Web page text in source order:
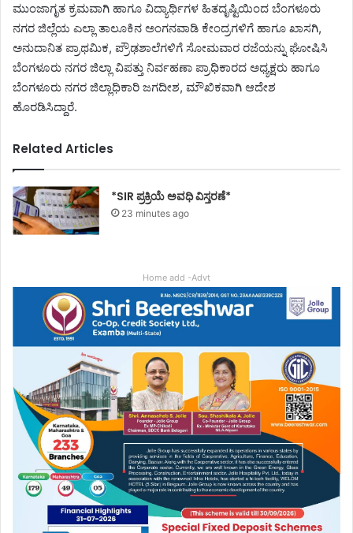
ಮುಂಜಾಗೃತ ಕ್ರಮವಾಗಿ ಹಾಗೂ ವಿದ್ಯಾರ್ಥಿಗಳ ಹಿತದೃಷ್ಟಿಯಿಂದ ಬೆಂಗಳೂರು
ನಗರ ಜಿಲ್ಲೆಯ ಎಲ್ಲಾ ತಾಲೂಕಿನ ಅಂಗನವಾಡಿ ಕೇಂದ್ರಗಳಿಗೆ ಹಾಗೂ ಖಾಸಗಿ,
ಅನುದಾನಿತ ಪ್ರಾಥಮಿಕ, ಪ್ರೌಢಶಾಲೆಗಳಿಗೆ ಸೋಮವಾರ ರಜೆಯನ್ನು ಘೋಷಿಸಿ
ಬೆಂಗಳೂರು ನಗರ ಜಿಲ್ಲಾ ವಿಪತ್ತು ನಿರ್ವಹಣಾ ಪ್ರಾಧಿಕಾರದ ಅಧ್ಯಕ್ಷರು ಹಾಗೂ
ಬೆಂಗಳೂರು ನಗರ ಜಿಲ್ಲಾಧಿಕಾರಿ ಜಗದೀಶ, ಮೌಖಿಕವಾಗಿ ಆದೇಶ
ಹೊರಡಿಸಿದ್ದಾರೆ.
Related Articles
*SIR ಪ್ರಕ್ರಿಯೆ ಅವಧಿ ವಿಸ್ತರಣೆ*
23 minutes ago
Home add -Advt